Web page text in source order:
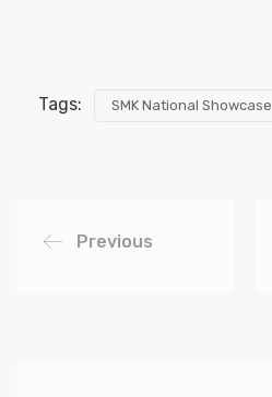
Tags: SMK National Showcase
Previous